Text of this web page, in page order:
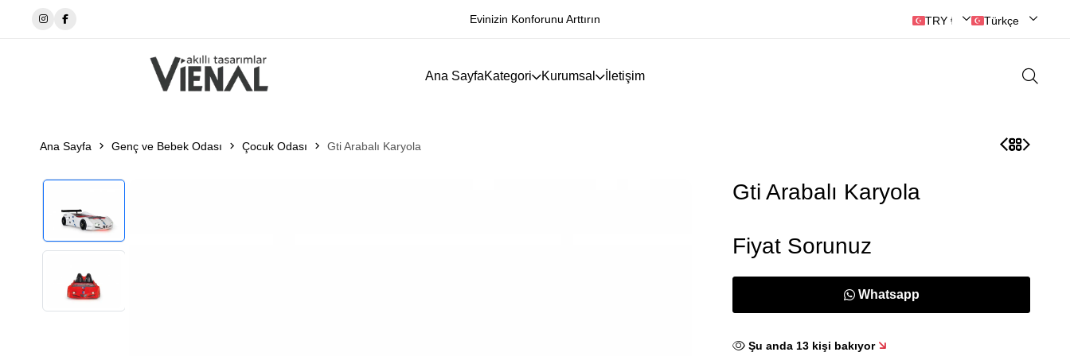
Evinizin Konforunu Arttırın Hayallerinizi Gerçekleştirin TRY ₺ | Türk Lirası
Türkçe
Ana SayfaKategori Kurumsal İletişim
Ana Sayfa Genç ve Bebek Odası Çocuk Odası Gti Arabalı Karyola
Gti Arabalı Karyola
Fiyat Sorunuz
Whatsapp
Şu anda 13 kişi bakıyor